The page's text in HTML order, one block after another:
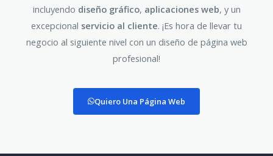
incluyendo diseño gráfico, aplicaciones web, y un
excepcional servicio al cliente. ¡Es hora de llevar tu
negocio al siguiente nivel con un diseño de página web
profesional!
Quiero Una Página Web